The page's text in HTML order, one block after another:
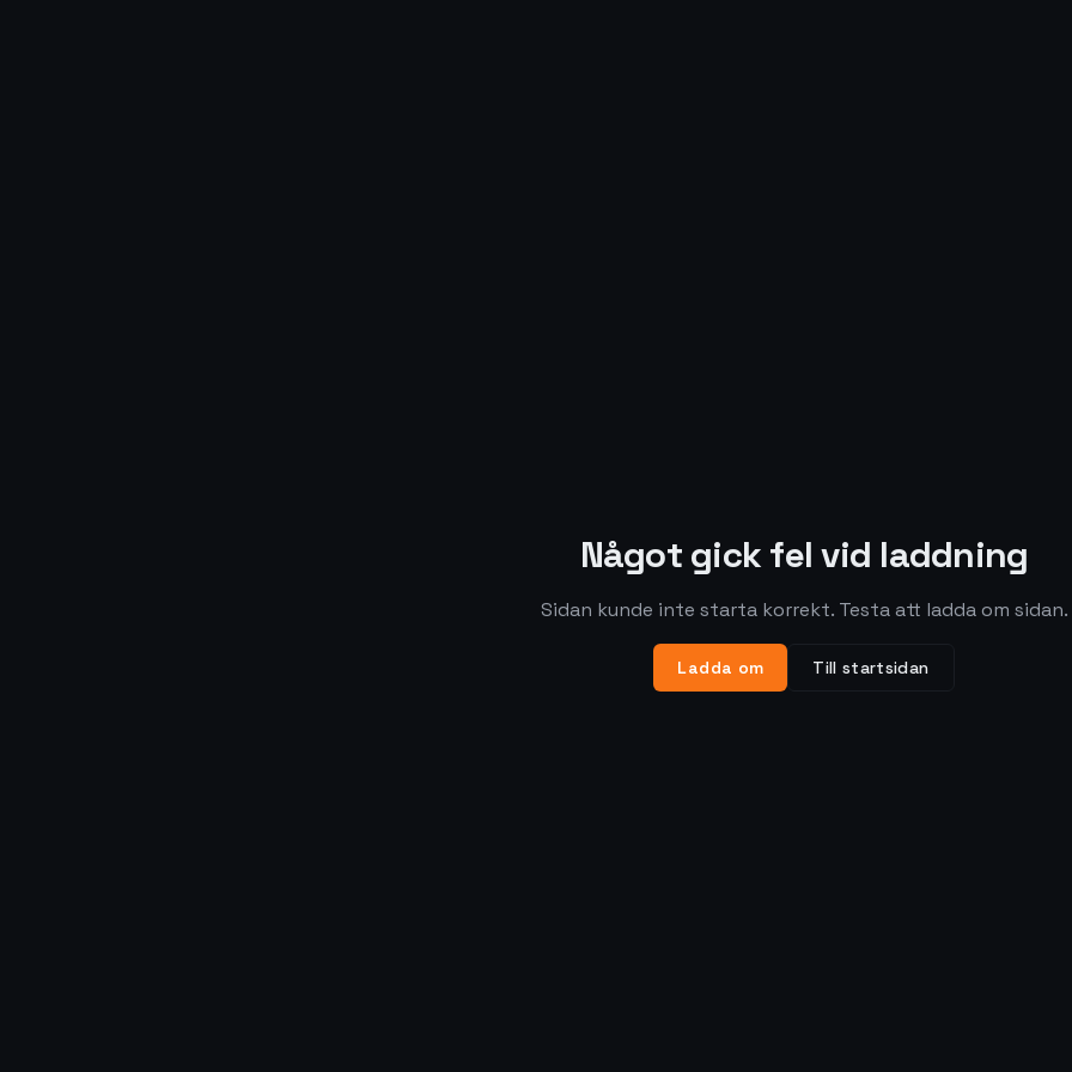
Något gick fel vid laddning
Sidan kunde inte starta korrekt. Testa att ladda om sidan.
Ladda om Till startsidan